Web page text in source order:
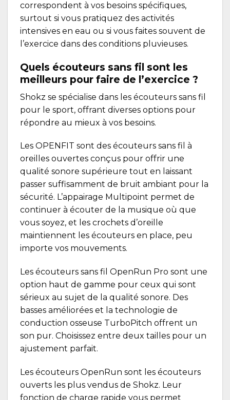
correspondent à vos besoins spécifiques,
surtout si vous pratiquez des activités
intensives en eau ou si vous faites souvent de
l’exercice dans des conditions pluvieuses.
Quels écouteurs sans fil sont les
meilleurs pour faire de l’exercice ?
Shokz se spécialise dans les écouteurs sans fil
pour le sport, offrant diverses options pour
répondre au mieux à vos besoins.
Les OPENFIT sont des écouteurs sans fil à
oreilles ouvertes conçus pour offrir une
qualité sonore supérieure tout en laissant
passer suffisamment de bruit ambiant pour la
sécurité. L’appairage Multipoint permet de
continuer à écouter de la musique où que
vous soyez, et les crochets d’oreille
maintiennent les écouteurs en place, peu
importe vos mouvements.
Les écouteurs sans fil OpenRun Pro sont une
option haut de gamme pour ceux qui sont
sérieux au sujet de la qualité sonore. Des
basses améliorées et la technologie de
conduction osseuse TurboPitch offrent un
son pur. Choisissez entre deux tailles pour un
ajustement parfait.
Les écouteurs OpenRun sont les écouteurs
ouverts les plus vendus de Shokz. Leur
fonction de charge rapide vous permet